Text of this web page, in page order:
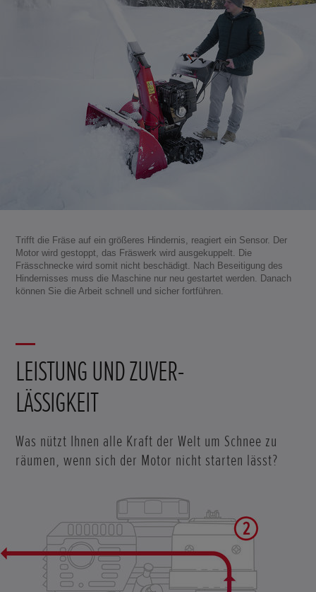
Trifft die Fräse auf ein größeres Hindernis, reagiert ein Sensor. Der
Motor wird gestoppt, das Fräswerk wird ausgekuppelt. Die
Frässchnecke wird somit nicht beschädigt. Nach Beseitigung des
Hindernisses muss die Maschine nur neu gestartet werden. Danach
können Sie die Arbeit schnell und sicher fortführen.
LEISTUNG UND ZUVER-
LÄSSIGKEIT
Was nützt Ihnen alle Kraft der Welt um Schnee zu
räumen, wenn sich der Motor nicht starten lässt?